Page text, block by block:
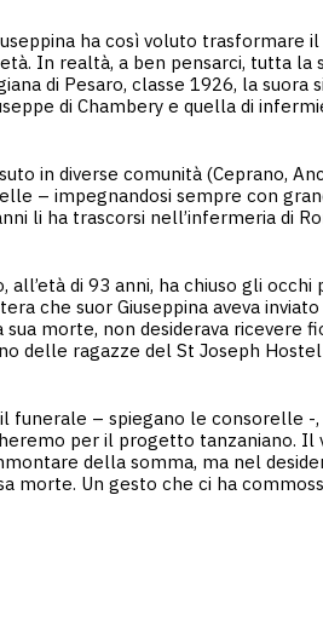
ha così voluto trasformare il
In realtà, a ben pensarci, tutta la
di Pesaro, classe 1926, la
di Chambery e quella di
in diverse comunità (Ceprano,
– impegnandosi sempre con
li ha trascorsi nell’infermeria di
all’età di 93 anni, ha chiuso gli
che suor Giuseppina aveva
sua morte, non desiderava ricevere
delle ragazze del St Joseph Hostel
funerale – spiegano le consorelle
per il progetto tanzaniano. Il
della somma, ma nel
morte. Un gesto che ci ha